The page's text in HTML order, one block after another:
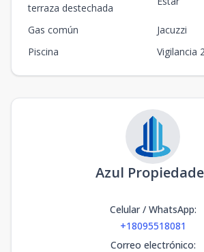
terraza destechada
Gas común
Jacuzzi
Piscina
Vigilancia
Azul
Celular / WhatsApp:
+18095518081
Correo electrónico: